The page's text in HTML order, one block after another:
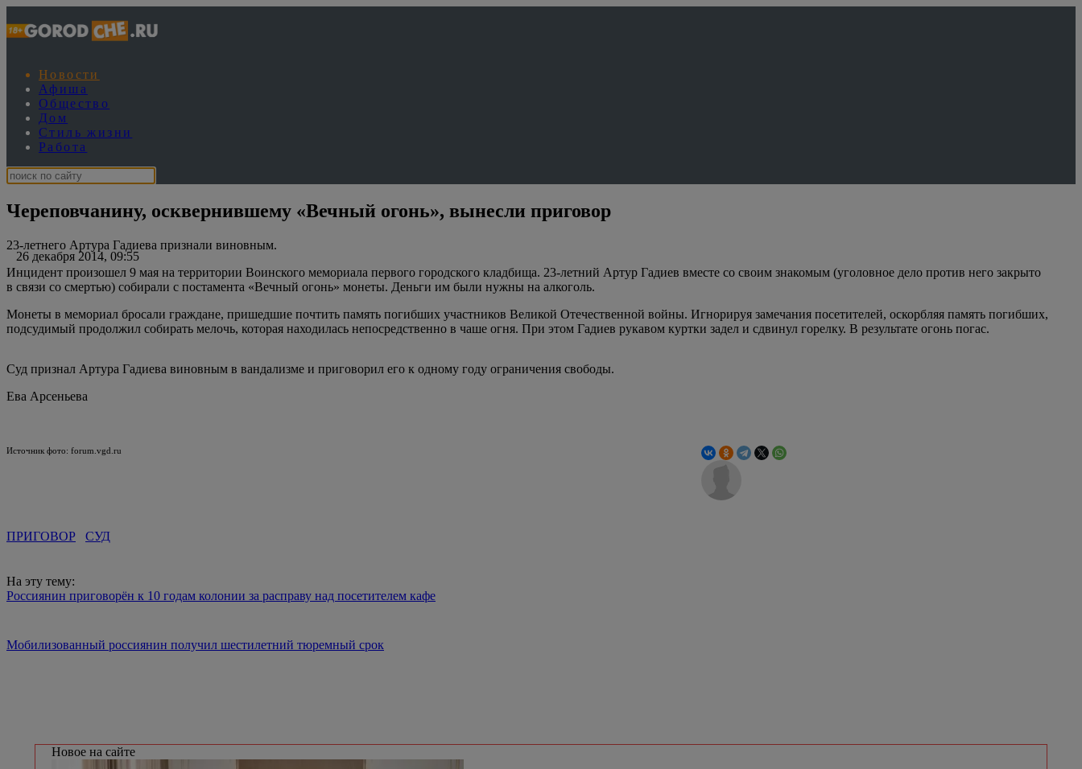
Новости
Афиша
Общество
Дом
Стиль жизни
Работа
Череповчанину, осквернившему «Вечный огонь», вынесли приговор
26 декабря 2014, 09:55
23-летнего Артура Гадиева признали виновным.
Инцидент произошел 9 мая на территории Воинского мемориала первого городского кладбища. 23-летний Артур Гадиев вместе со своим знакомым (уголовное дело против него закрыто
в связи со смертью) собирали с постамента «Вечный огонь» монеты. Деньги им были нужны на алкоголь.
Монеты в мемориал бросали граждане, пришедшие почтить память погибших участников Великой Отечественной войны. Игнорируя замечания посетителей, оскорбляя память погибших,
подсудимый продолжил собирать мелочь, которая находилась непосредственно в чаше огня. При этом Гадиев рукавом куртки задел и сдвинул горелку. В результате огонь погас.
Суд признал Артура Гадиева виновным в вандализме и приговорил его к одному году ограничения свободы.
Ева Арсеньева
Источник фото: forum.vgd.ru
ПРИГОВОР СУД
На эту тему:
Россиянин приговорён к 10 годам колонии за расправу над посетителем кафе
Мобилизованный россиянин получил шестилетний тюремный срок
Новое на сайте